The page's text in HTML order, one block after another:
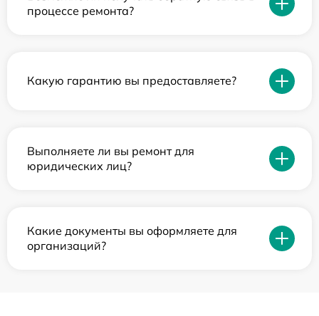
процессе ремонта?
Какую гарантию вы предоставляете?
Выполняете ли вы ремонт для
юридических лиц?
Какие документы вы оформляете для
организаций?